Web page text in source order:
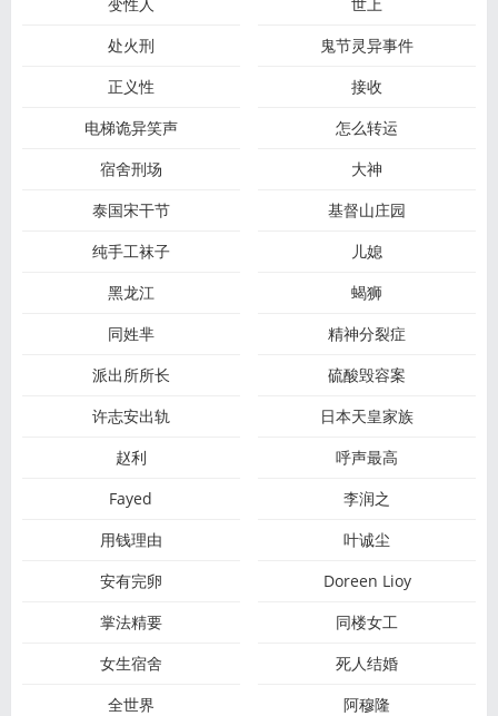
处火刑
鬼节灵异事件
正义性
接收
电梯诡异笑声
怎么转运
宿舍刑场
大神
泰国宋干节
基督山庄园
纯手工袜子
儿媳
黑龙江
蝎狮
同姓芈
精神分裂症
派出所所长
硫酸毁容案
许志安出轨
日本天皇家族
赵利
呼声最高
Fayed
李润之
用钱理由
叶诚尘
安有完卵
Doreen Lioy
掌法精要
同楼女工
女生宿舍
死人结婚
全世界
阿穆隆